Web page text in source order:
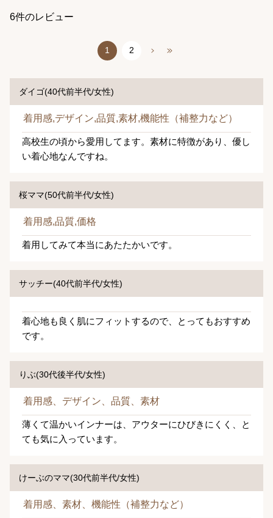
6件のレビュー
1 2
ダイゴ(40代前半代/女性)
着用感,デザイン,品質,素材,機能性（補整力など）
高校生の頃から愛用してます。素材に特徴があり、優し
い着心地なんですね。
桜ママ(50代前半代/女性)
着用感,品質,価格
着用してみて本当にあたたかいです。
サッチー(40代前半代/女性)
着心地も良く肌にフィットするので、とってもおすすめ
です。
りぶ(30代後半代/女性)
着用感、デザイン、品質、素材
薄くて温かいインナーは、アウターにひびきにくく、と
ても気に入っています。
けーぶのママ(30代前半代/女性)
着用感、素材、機能性（補整力など）